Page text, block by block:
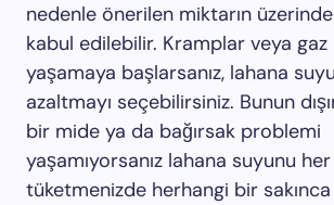
nedenle önerilen miktarın
kabul edilebilir. Kramplar veya gaz
yaşamaya başlarsanız, lahana suyu
azaltmayı seçebilirsiniz. Bunun
bir mide ya da bağırsak problemi
yaşamıyorsanız lahana suyunu
tüketmenizde herhangi bir